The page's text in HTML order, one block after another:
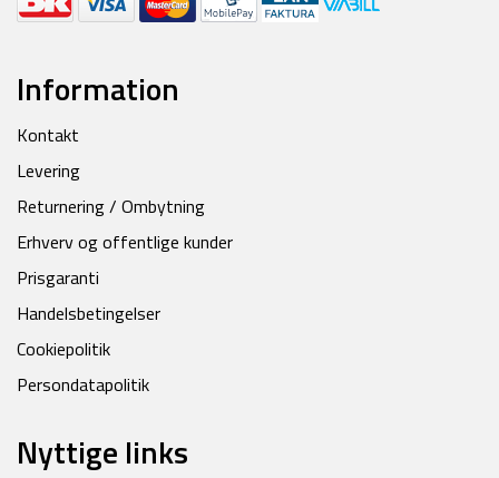
Information
Kontakt
Levering
Returnering / Ombytning
Erhverv og offentlige kunder
Prisgaranti
Handelsbetingelser
Cookiepolitik
Persondatapolitik
Nyttige links